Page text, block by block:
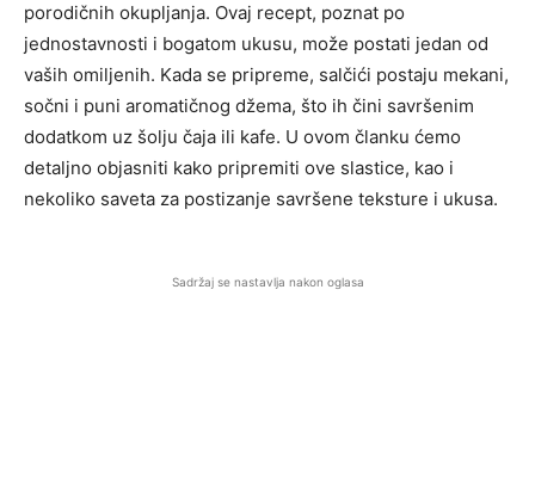
porodičnih okupljanja. Ovaj recept, poznat po
jednostavnosti i bogatom ukusu, može postati jedan od
vaših omiljenih. Kada se pripreme, salčići postaju mekani,
sočni i puni aromatičnog džema, što ih čini savršenim
dodatkom uz šolju čaja ili kafe. U ovom članku ćemo
detaljno objasniti kako pripremiti ove slastice, kao i
nekoliko saveta za postizanje savršene teksture i ukusa.
Sadržaj se nastavlja nakon oglasa